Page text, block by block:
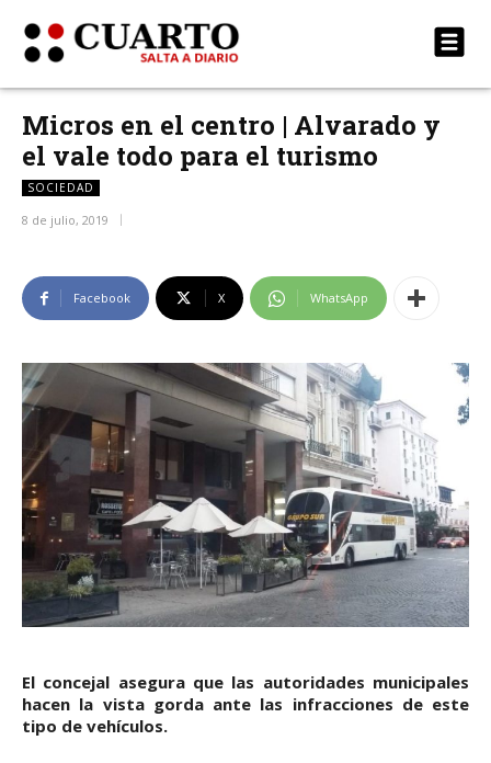
Micros en el centro | Alvarado y
el vale todo para el turismo
SOCIEDAD
8 de julio, 2019
Facebook X WhatsApp
El concejal asegura que las autoridades municipales
hacen la vista gorda ante las infracciones de este
tipo de vehículos.